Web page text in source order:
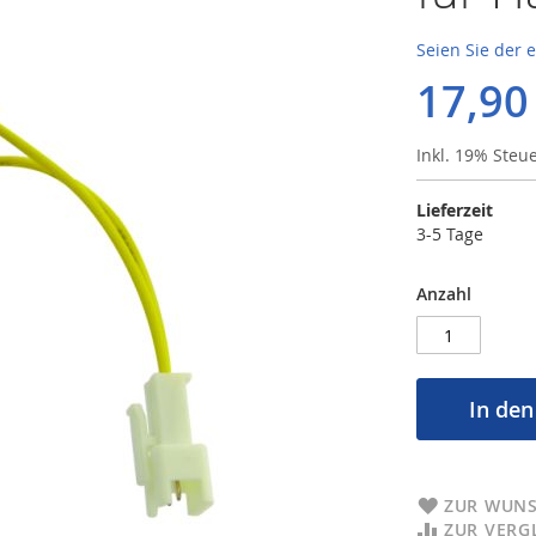
Seien Sie der
Inkl. 19%
Lieferzeit
3-5 Tage
Anzahl
In
ZUR
ZUR